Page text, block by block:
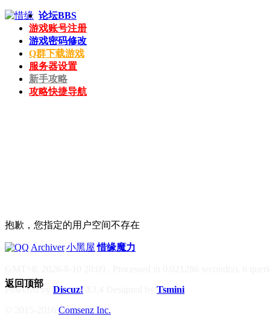
论坛BBS
游戏账号注册
游戏密码修改
Q群下载游戏
服务器设置
新手攻略
攻略快捷导航
抱歉，您指定的用户空间不存在
Archiver|小黑屋|惜缘魔力
Powered by Discuz!
Tsmini
Comsenz Inc.
返回顶部